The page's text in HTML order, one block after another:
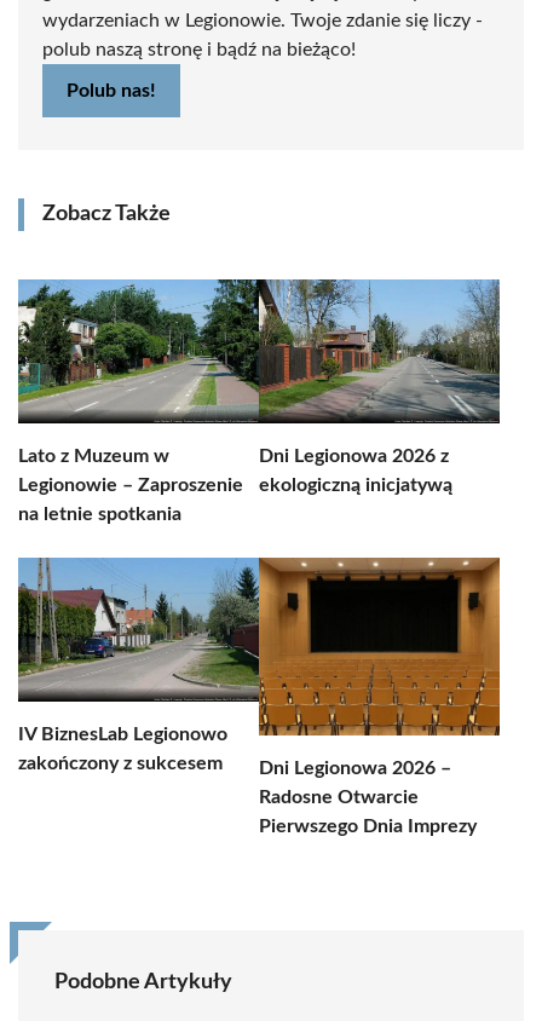
wydarzeniach w Legionowie. Twoje zdanie się liczy -
polub naszą stronę i bądź na bieżąco!
Polub nas!
Zobacz Także
Lato z Muzeum w
Legionowie – Zaproszenie
na letnie spotkania
Dni Legionowa 2026 z
ekologiczną inicjatywą
IV BiznesLab Legionowo
zakończony z sukcesem
Dni Legionowa 2026 –
Radosne Otwarcie
Pierwszego Dnia Imprezy
Podobne Artykuły